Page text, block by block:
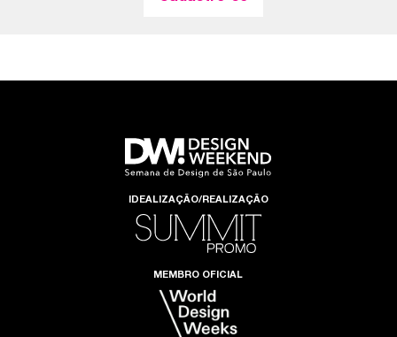
IDEALIZAÇÃO/REALIZAÇÃO
MEMBRO OFICIAL